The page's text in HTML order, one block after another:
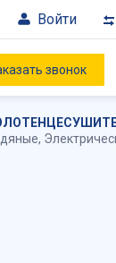
Войти
звонок
,